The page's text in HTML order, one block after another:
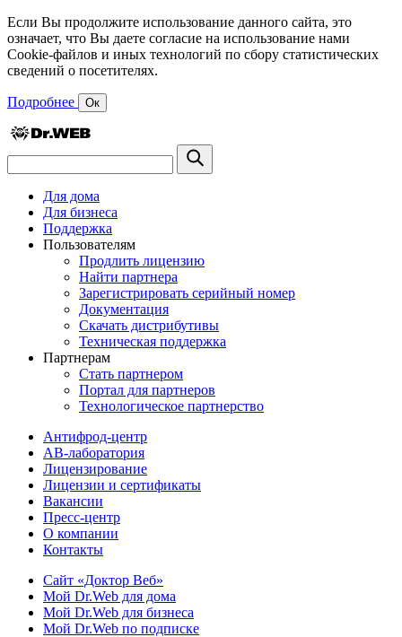
Если Вы продолжите использование данного сайта, это
означает, что Вы даете согласие на использование нами
Cookie-файлов и иных технологий по сбору статистических
сведений о посетителях.
Подробнее Ок
Для дома
Для бизнеса
Поддержка
Пользователям
Продлить лицензию
Найти партнера
Зарегистрировать серийный номер
Документация
Скачать дистрибутивы
Техническая поддержка
Партнерам
Стать партнером
Портал для партнеров
Технологическое партнерство
Антифрод-центр
АВ-лаборатория
Лицензирование
Лицензии и сертификаты
Вакансии
Пресс-центр
О компании
Контакты
Сайт «Доктор Веб»
Мой Dr.Web для дома
Мой Dr.Web для бизнеса
Мой Dr.Web по подписке